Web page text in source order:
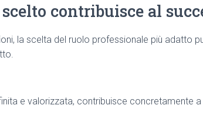
contribuisce al
la scelta del ruolo professionale più adatto
e valorizzata, contribuisce concretamente